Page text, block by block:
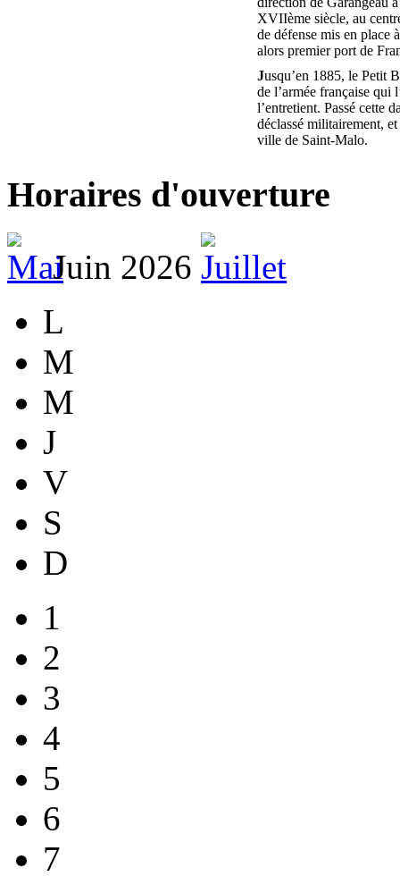
XVIIème siècle, au
de défense mis en place
alors premier port de
Jusqu’en 1885, le Petit
de l’armée française qui
l’entretient. Passé cette
déclassé militairement,
ville de Saint-Malo.
Horaires d'ouverture
Juin 2026
L
M
M
J
V
S
D
1
2
3
4
5
6
7